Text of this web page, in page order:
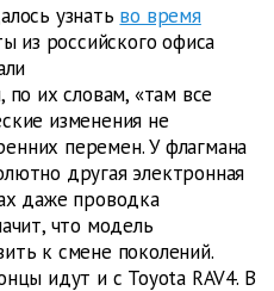
узнать во время
из российского офиса
по их словам, «там все
изменения не
перемен. У флагмана
другая электронная
даже проводка
что модель
к смене поколений.
идут и с Toyota RAV4. В